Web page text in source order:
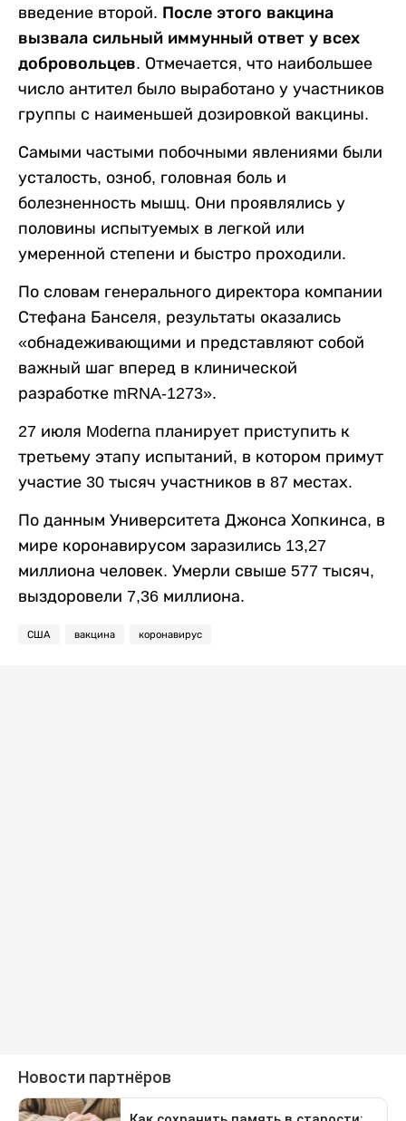
введение второй. После этого вакцина
вызвала сильный иммунный ответ у всех
добровольцев. Отмечается, что наибольшее
число антител было выработано у участников
группы с наименьшей дозировкой вакцины.
Самыми частыми побочными явлениями были
усталость, озноб, головная боль и
болезненность мышц. Они проявлялись у
половины испытуемых в легкой или
умеренной степени и быстро проходили.
По словам генерального директора компании
Стефана Банселя, результаты оказались
«обнадеживающими и представляют собой
важный шаг вперед в клинической
разработке mRNA-1273».
27 июля Moderna планирует приступить к
третьему этапу испытаний, в котором примут
участие 30 тысяч участников в 87 местах.
По данным Университета Джонса Хопкинса, в
мире коронавирусом заразились 13,27
миллиона человек. Умерли свыше 577 тысяч,
выздоровели 7,36 миллиона.
США вакцина коронавирус